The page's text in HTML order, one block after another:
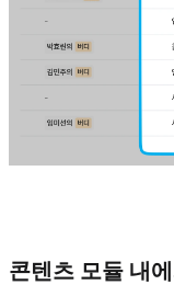
콘텐츠 모듈 내